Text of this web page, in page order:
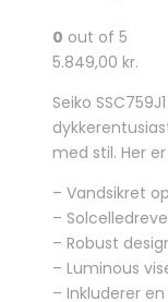
0 out of 5
5.849,00 kr.
Seiko
med stil. Her
– Vandsikret
–
– Robust
– Luminous
– Inkluderer